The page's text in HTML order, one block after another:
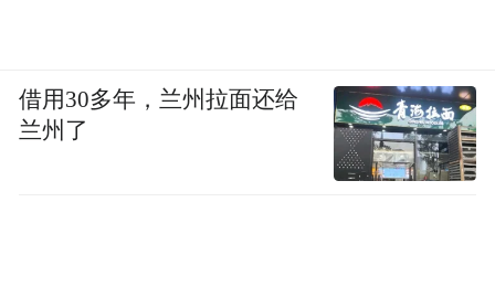
借用30多年，兰州拉面还给
兰州了